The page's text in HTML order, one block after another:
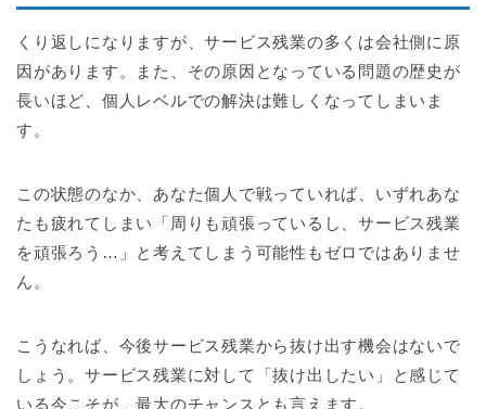
くり返しになりますが、サービス残業の多くは会社側に原
因があります。また、その原因となっている問題の歴史が
長いほど、個人レベルでの解決は難しくなってしまいま
す。
この状態のなか、あなた個人で戦っていれば、いずれあな
たも疲れてしまい「周りも頑張っているし、サービス残業
を頑張ろう…」と考えてしまう可能性もゼロではありませ
ん。
こうなれば、今後サービス残業から抜け出す機会はないで
しょう。サービス残業に対して「抜け出したい」と感じて
いる今こそが、最大のチャンスとも言えます。